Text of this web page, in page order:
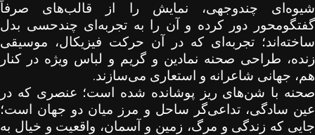
شیوه‌ای چندوجهی، نمایش را از قالب‌های صرفاً
گفتگومحور دور کرده و آن را به تجربه‌ای چندحسی بدل
ساخته‌اند؛ تجربه‌ای که در آن حرکت فیزیکال، موسیقی
زنده، طراحی صحنه نمادین و گریم و لباس ویژه در کنار
هم، جهانی شاعرانه و استعاری می‌سازند.
صحنه با شن‌های ریز پوشانده شده است؛ عنصری که در
عین سادگی، تداعی‌گر ساحل و مرز میان دو جهان است؛
جایی که زندگی و مرگ، زمین و آسمان، واقعیت و خیال به